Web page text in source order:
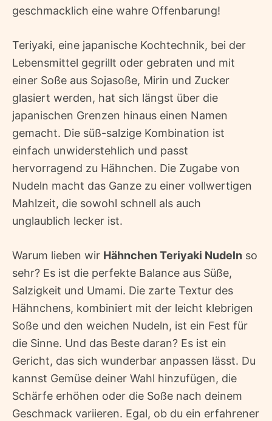
geschmacklich eine wahre Offenbarung!
Teriyaki, eine japanische Kochtechnik, bei der
Lebensmittel gegrillt oder gebraten und mit
einer Soße aus Sojasoße, Mirin und Zucker
glasiert werden, hat sich längst über die
japanischen Grenzen hinaus einen Namen
gemacht. Die süß-salzige Kombination ist
einfach unwiderstehlich und passt
hervorragend zu Hähnchen. Die Zugabe von
Nudeln macht das Ganze zu einer vollwertigen
Mahlzeit, die sowohl schnell als auch
unglaublich lecker ist.
Warum lieben wir Hähnchen Teriyaki Nudeln so
sehr? Es ist die perfekte Balance aus Süße,
Salzigkeit und Umami. Die zarte Textur des
Hähnchens, kombiniert mit der leicht klebrigen
Soße und den weichen Nudeln, ist ein Fest für
die Sinne. Und das Beste daran? Es ist ein
Gericht, das sich wunderbar anpassen lässt. Du
kannst Gemüse deiner Wahl hinzufügen, die
Schärfe erhöhen oder die Soße nach deinem
Geschmack variieren. Egal, ob du ein erfahrener